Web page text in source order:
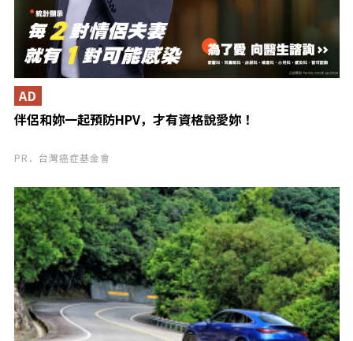
伴侶和妳一起預防HPV，才有資格說愛妳！
AD
PR．台灣癌症基金會